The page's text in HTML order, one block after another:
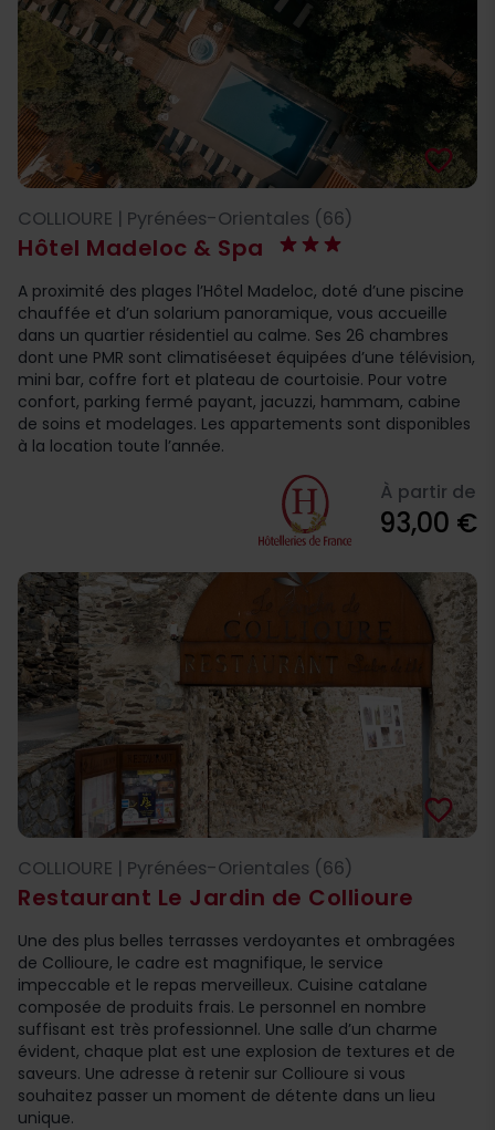
Hôtel Madeloc & Spa
favorite_border
COLLIOURE | Pyrénées-Orientales (66)
A proximité des plages l’Hôtel Madeloc, doté d’une piscine
chauffée et d’un solarium panoramique, vous accueille
dans un quartier résidentiel au calme. Ses 26 chambres
dont une PMR sont climatiséeset équipées d’une télévision,
mini bar, coffre fort et plateau de courtoisie. Pour votre
confort, parking fermé payant, jacuzzi, hammam, cabine
de soins et modelages. Les appartements sont disponibles
à la location toute l’année.
À partir de
93,00 €
Restaurant Le Jardin de Collioure
favorite_border
COLLIOURE | Pyrénées-Orientales (66)
Une des plus belles terrasses verdoyantes et ombragées
de Collioure, le cadre est magnifique, le service
impeccable et le repas merveilleux. Cuisine catalane
composée de produits frais. Le personnel en nombre
suffisant est très professionnel. Une salle d’un charme
évident, chaque plat est une explosion de textures et de
saveurs. Une adresse à retenir sur Collioure si vous
souhaitez passer un moment de détente dans un lieu
unique.